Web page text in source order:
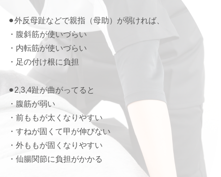
⚫︎外反母趾などで親指（母助）が弱ければ、
・腹斜筋が使いづらい
・内転筋が使いづらい
・足の付け根に負担
⚫︎2,3,4趾が曲がってると
・腹筋が弱い
・前ももが太くなりやすい
・すねが固くて甲が伸びない
・外ももが固くなりやすい
・仙腸関節に負担がかかる